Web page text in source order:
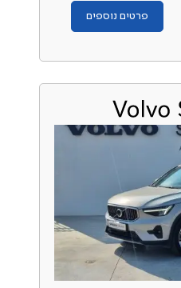
פרטים נוספים